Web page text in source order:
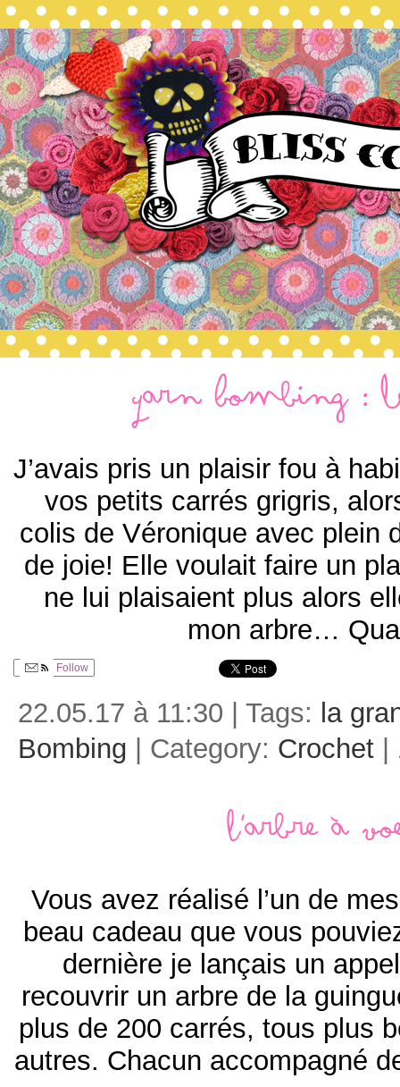
Yarn Bombing :
J’avais pris un plaisir fou à
vos petits carrés grigris,
colis de Véronique avec plein
de joie! Elle voulait faire un
ne lui plaisaient plus alors
mon arbre…
Follow
22.05.17 à 11:30 | Tags: la
Bombing | Category: Crochet |
L'arbre à
Vous avez réalisé l’un de
beau cadeau que vous
dernière je lançais un
recouvrir un arbre de la
plus de 200 carrés, tous plus
autres. Chacun accompagné